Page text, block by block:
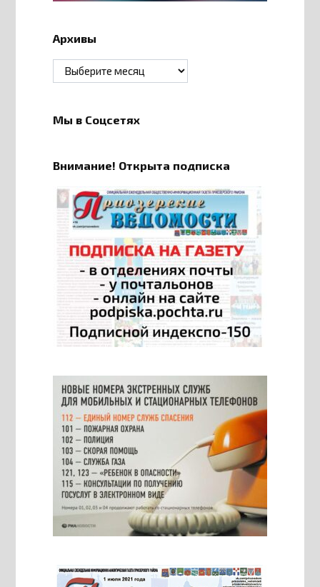
Архивы
Архивы
Мы в Соцсетях
Внимание! Открыта подписка